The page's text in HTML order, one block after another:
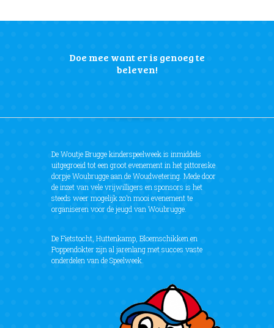
Doe mee want er is genoeg te
beleven!
De Woutje Brugge kinderspeelweek is inmiddels
uitgegroeid tot een groot evenement in het pittoreske
dorpje Woubrugge aan de Woudwetering. Mede door
de inzet van vele vrijwilligers en sponsors is het
steeds weer mogelijk zo’n mooi evenement te
organiseren voor de jeugd van Woubrugge.
De Fietstocht, Huttenkamp, Bloemschikken en
Poppendokter zijn al jarenlang met succes vaste
onderdelen van de Speelweek.